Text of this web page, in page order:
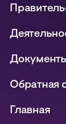
Обратная
Главная